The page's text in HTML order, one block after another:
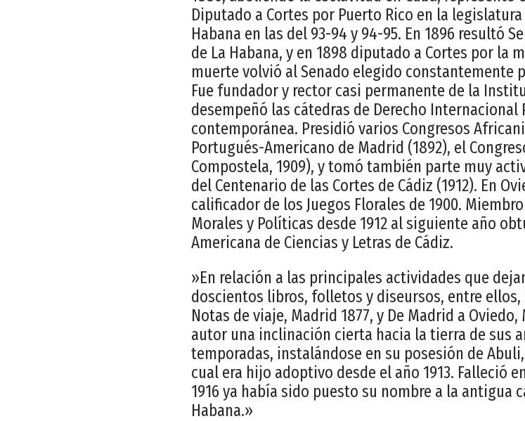
Diputado a Cortes por Puerto Rico en la
Habana en las del 93-94 y 94-95. En 1896 resultó
de La Habana, y en 1898 diputado a Cortes por la
muerte volvió al Senado elegido constantemente
Fue fundador y rector casi permanente de la
desempeñó las cátedras de Derecho
contemporánea. Presidió varios Congresos
Portugués-Americano de Madrid (1892), el
Compostela, 1909), y tomó también parte muy
del Centenario de las Cortes de Cádiz (1912). En
calificador de los Juegos Florales de 1900.
Morales y Políticas desde 1912 al siguiente año
Americana de Ciencias y Letras de Cádiz.
»En relación a las principales actividades que
doscientos libros, folletos y diseursos, entre
Notas de viaje, Madrid 1877, y De Madrid a
autor una inclinación cierta hacia la tierra de sus
temporadas, instalándose en su posesión de
cual era hijo adoptivo desde el año 1913. Falleció
1916 ya había sido puesto su nombre a la antigua
Habana.»